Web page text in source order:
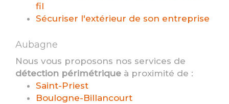
fil
Sécuriser l'extérieur de son entreprise
Aubagne
Nous vous proposons nos services de
détection périmétrique à proximité de :
Saint-Priest
Boulogne-Billancourt